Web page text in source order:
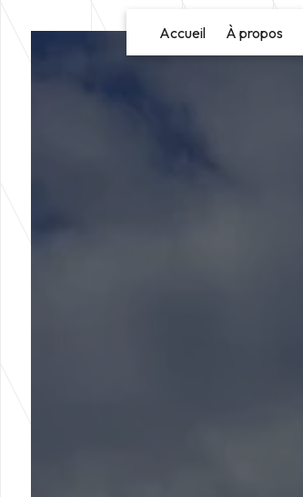
Accueil À propos
Panneau de gestion des cookies